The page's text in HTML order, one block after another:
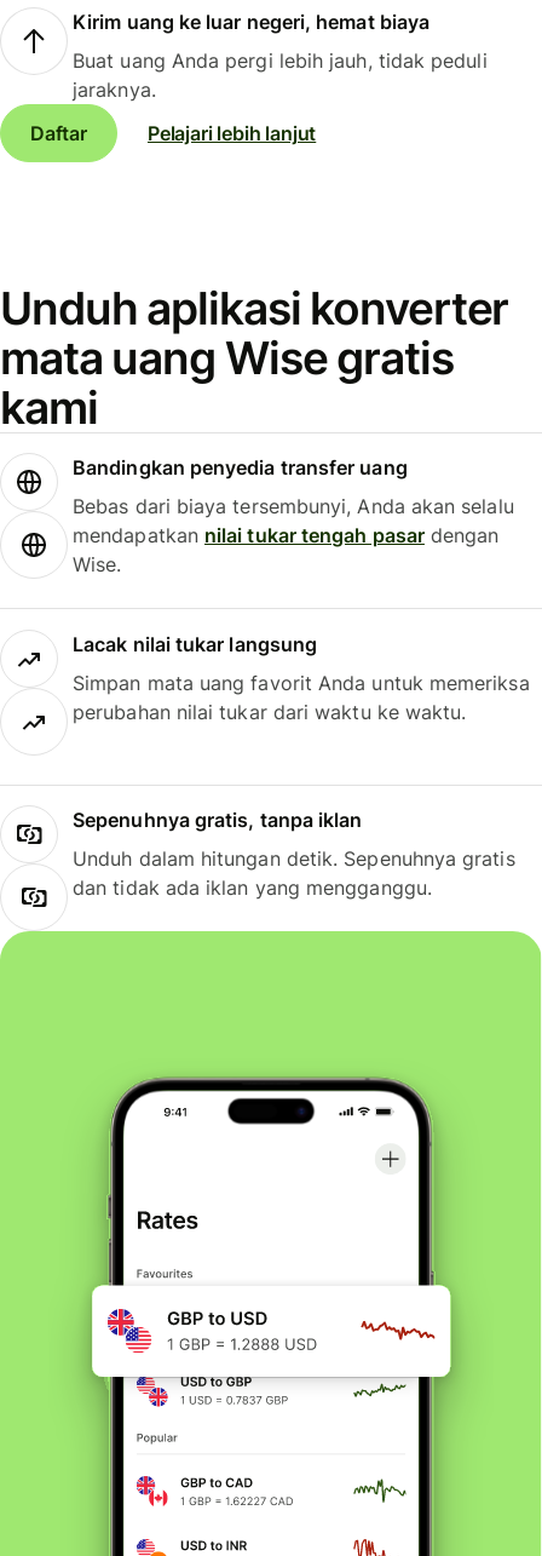
Kirim uang ke luar negeri, hemat biaya
Buat uang Anda pergi lebih jauh, tidak peduli
jaraknya.
Daftar
Pelajari lebih lanjut
Unduh aplikasi konverter
mata uang Wise gratis
kami
Bandingkan penyedia transfer uang
Bebas dari biaya tersembunyi, Anda akan selalu
mendapatkan nilai tukar tengah pasardengan
Wise.
Lacak nilai tukar langsung
Simpan mata uang favorit Anda untuk memeriksa
perubahan nilai tukar dari waktu ke waktu.
Sepenuhnya gratis, tanpa iklan
Unduh dalam hitungan detik. Sepenuhnya gratis
dan tidak ada iklan yang mengganggu.